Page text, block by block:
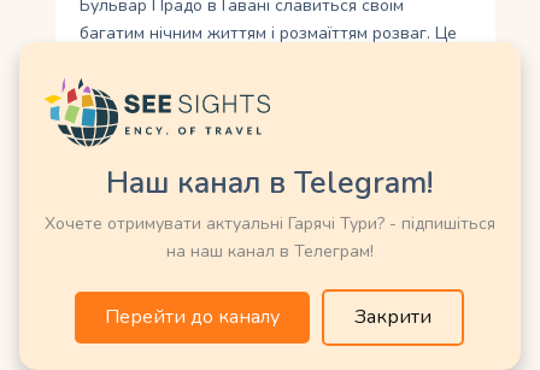
Бульвар Прадо в Гавані славиться своїм
багатим нічним життям і розмаїттям розваг. Це
смаку і настрою. Велика кількість нічних клубів,
барів і ресторанів розташована вздовж цього
прекрасного бульвару, пропонуючи безліч
варіантів для розваг та вечірнього відпочинку.
Одним з найпопулярніших місць на Бульварі
Прадо є клуб “Tropicana”. Цей легендарний
захоплююче шоу з танцями під відкритим небом.
Тут можна насолодитися чудовою музикою,
Наш канал в Telegram!
Хочете отримувати актуальні Гарячі Тури? - підпишіться
на наш канал в Телеграм!
Перейти до каналу Закрити